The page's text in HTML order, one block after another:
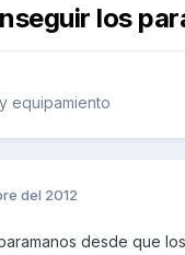
los
equipamiento
del 2012
desde que